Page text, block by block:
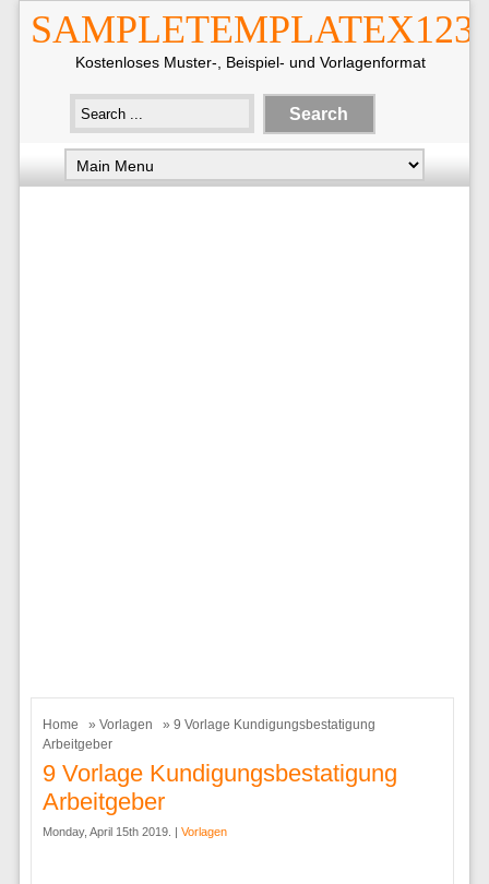
Kostenloses Muster-, Beispiel- und Vorlagenformat
Home » Vorlagen
» 9 Vorlage Kundigungsbestatigung
Arbeitgeber
9 Vorlage Kundigungsbestatigung
Arbeitgeber
Monday, April 15th 2019. | Vorlagen